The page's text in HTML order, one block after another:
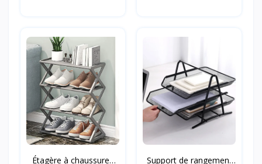
Étagère à chaussures
Support de rangement